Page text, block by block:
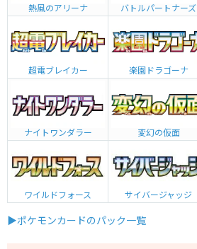
熱風のアリーナ バトルパートナーズ
超電ブレイカー 楽園ドラゴーナ
ナイトワンダラー 変幻の仮面
ワイルドフォース サイバージャッジ
▶ポケモンカードのパック一覧